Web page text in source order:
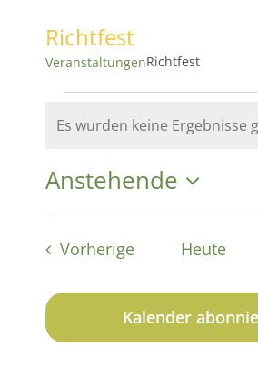
Richtfest
VeranstaltungenRichtfest
Hinweis
Es wurden keine Ergebnisse
Anstehende
Datum
VorherigeVeranstaltungen
Heute
Kalender